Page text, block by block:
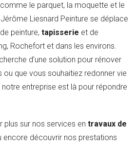
comme le parquet, la moquette et le
Liesnard Peinture se déplace
peinture, tapisserie et de
Rochefort et dans les environs.
d’une solution pour rénover
que vous souhaitiez redonner vie
entreprise est là pour répondre
plus sur nos services en travaux de
encore découvrir nos prestations